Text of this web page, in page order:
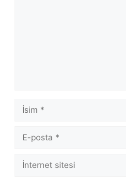
İsim
posta
İnternet